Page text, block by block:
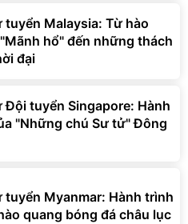
tuyển Malaysia: Từ hào
hổ" đến những thách
đại
Đội tuyển Singapore: Hành
"Những chú Sư tử" Đông
tuyển Myanmar: Hành trình
quang bóng đá châu lục